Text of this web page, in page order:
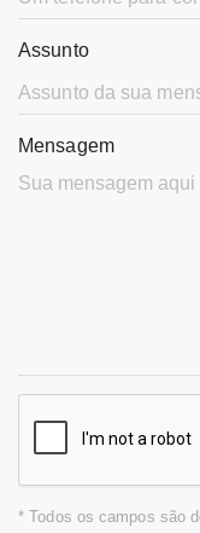
Assunto
Mensagem
* Todos os campos são